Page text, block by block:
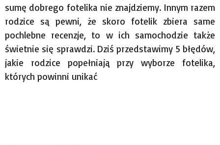
sumę dobrego fotelika nie znajdziemy. Innym razem
rodzice są pewni, że skoro fotelik zbiera same
pochlebne recenzje, to w ich samochodzie także
świetnie się sprawdzi. Dziś przedstawimy 5 błędów,
jakie rodzice popełniają przy wyborze fotelika,
których powinni unikać